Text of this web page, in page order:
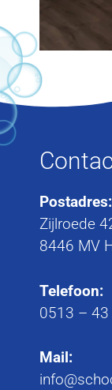
Postadres:
Zijlroede
8446 MV
Telefoon:
0513 –
Mail: